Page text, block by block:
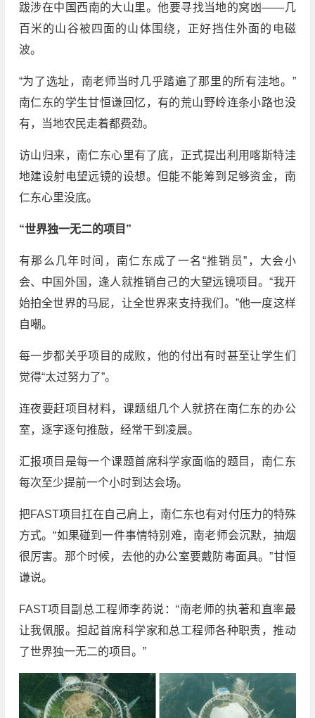
跋涉在中国西南的大山里。他要寻找当地的窝凼——几
百米的山谷被四面的山体围绕，正好挡住外面的电磁
波。
“为了选址，南老师当时几乎踏遍了那里的所有洼地。”
南仁东的学生甘恒谦回忆，有的荒山野岭连条小路也没
有，当地农民走着都费劲。
访山归来，南仁东心里有了底，正式提出利用喀斯特洼
地建设射电望远镜的设想。但能不能筹到足够资金，南
仁东心里没底。
“世界独一无二的项目”
有那么几年时间，南仁东成了一名“推销员”，大会小
会、中国外国，逢人就推销自己的大望远镜项目。“我开
始拍全世界的马屁，让全世界来支持我们。”他一度这样
自嘲。
每一步都关乎项目的成败，他的付出有时甚至让学生们
觉得“太过努力了”。
连夜要赶项目材料，课题组几个人就挤在南仁东的办公
室，逐字逐句推敲，经常干到凌晨。
汇报项目是每一个课题首席科学家面临的题目，南仁东
每次至少提前一个小时到达会场。
把FAST项目扛在自己肩上，南仁东也有对付压力的特殊
方式。“如果碰到一件事情特别难，南老师会沉默，抽烟
很厉害。那个时候，去他的办公室要戴防毒面具。”甘恒
谦说。
FAST项目副总工程师李菂说：“南老师的执著和直率最
让我佩服。担起首席科学家和总工程师各种职责，推动
了世界独一无二的项目。”